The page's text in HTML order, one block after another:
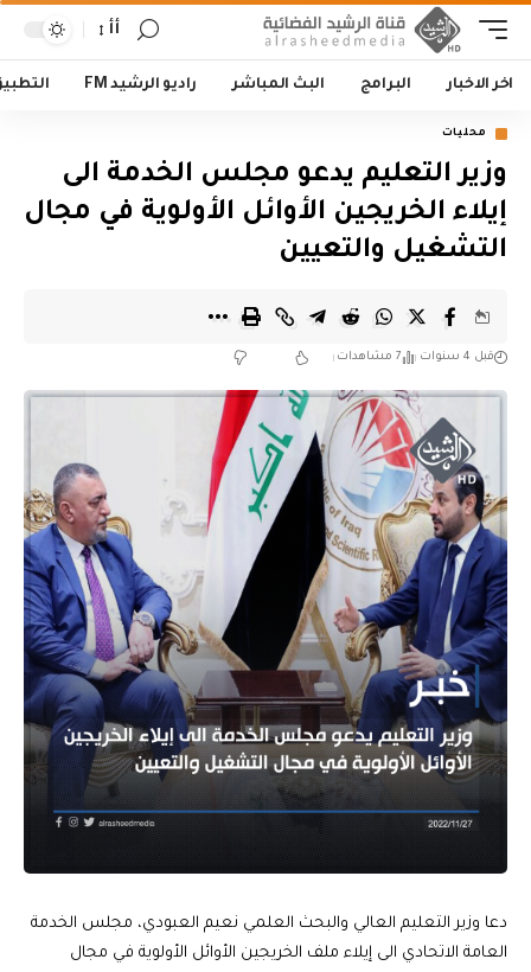
أأ
اخر الاخبار البرامج البث المباشر راديو الرشيد FM
محليات
وزير التعليم يدعو مجلس الخدمة الى
إيلاء الخريجين الأوائل الأولوية في مجال
التشغيل والتعيين
قبل 4 سنوات 7 مشاهدات
دعا وزير التعليم العالي والبحث العلمي نعيم العبودي، مجلس الخدمة
العامة الاتحادي الى إيلاء ملف الخريجين الأوائل الأولوية في مجال